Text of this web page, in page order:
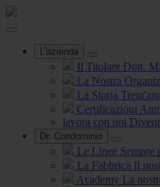
L'azienda
Il Titolare Dott.
La Nostra
La Storia
Certificazioni
lavora con noi
Dr. Condominio
Le Linee Sempre
La Fabbrica Il
Academy La